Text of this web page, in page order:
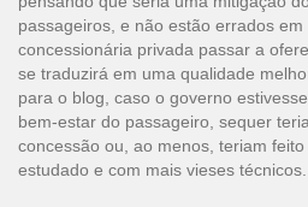
passageiros, e não estão errados
concessionária privada passar a
se traduzirá em uma qualidade
para o blog, caso o governo
bem-estar do passageiro, sequer
concessão ou, ao menos, teriam
estudado e com mais vieses técnicos.